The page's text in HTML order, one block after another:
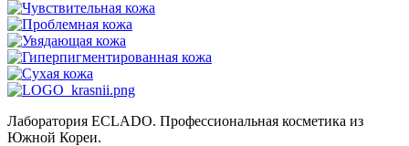
Лаборатория ECLADO. Профессиональная косметика из
Южной Кореи.